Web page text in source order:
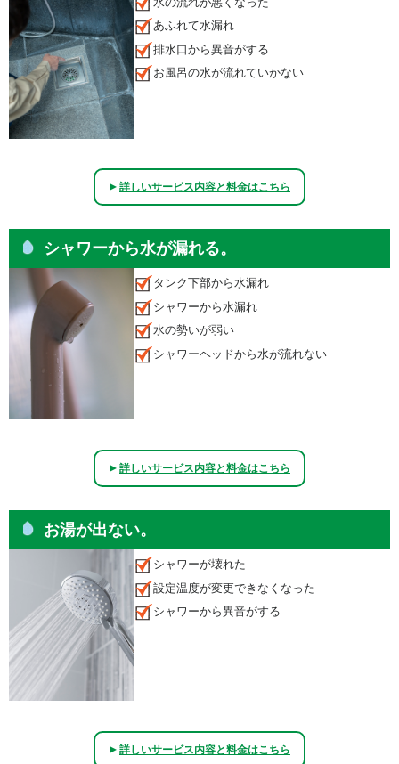
あふれて水漏れ
排水口から異音がする
お風呂の水が流れていかない
▲詳しいサービス内容と料金はこちら
シャワーから水が漏れる。
タンク下部から水漏れ
シャワーから水漏れ
水の勢いが弱い
シャワーヘッドから水が流れない
▲詳しいサービス内容と料金はこちら
お湯が出ない。
シャワーが壊れた
設定温度が変更できなくなった
シャワーから異音がする
▲詳しいサービス内容と料金はこちら